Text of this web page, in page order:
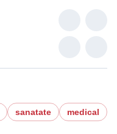
sanatate
medical